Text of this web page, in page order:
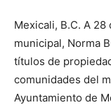
Mexicali, B.C. A
municipal, Norma
títulos de
comunidades del
Ayuntamiento de